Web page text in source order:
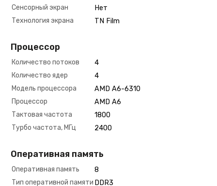
Сенсорный экран
Нет
Технология экрана
TN Film
Процессор
Количество потоков
4
Количество ядер
4
Модель процессора
AMD A6-6310
Процессор
AMD A6
Тактовая частота
1800
Турбо частота, МГц
2400
Оперативная память
Оперативная память
8
Тип оперативной памяти DDR3